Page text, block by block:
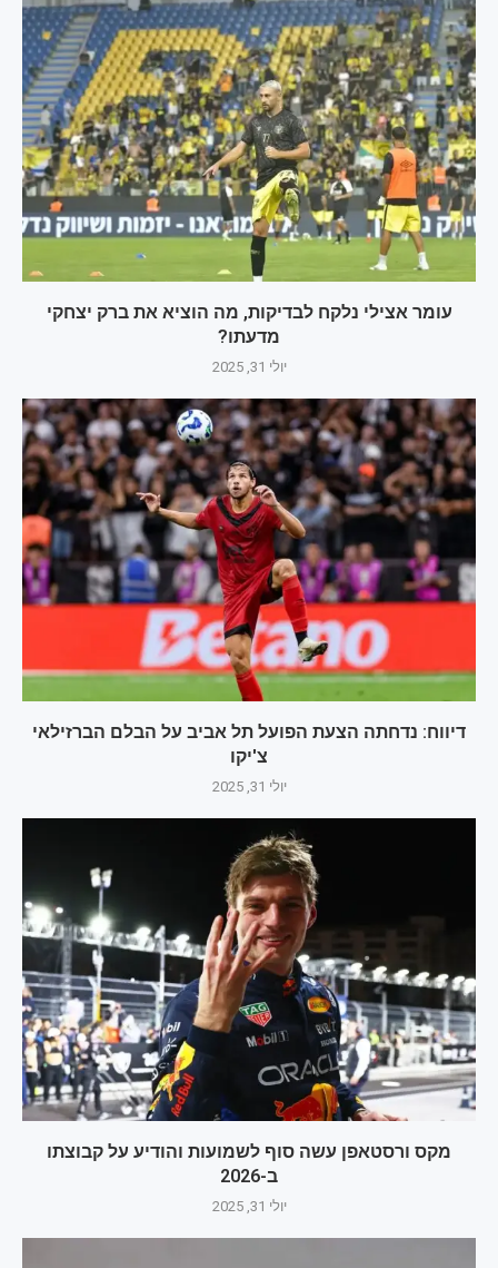
עומר אצילי נלקח לבדיקות, מה הוציא את ברק יצחקי
מדעתו?
יולי 31, 2025
דיווח: נדחתה הצעת הפועל תל אביב על הבלם הברזילאי
צ'יקו
יולי 31, 2025
מקס ורסטאפן עשה סוף לשמועות והודיע על קבוצתו
ב-2026
יולי 31, 2025